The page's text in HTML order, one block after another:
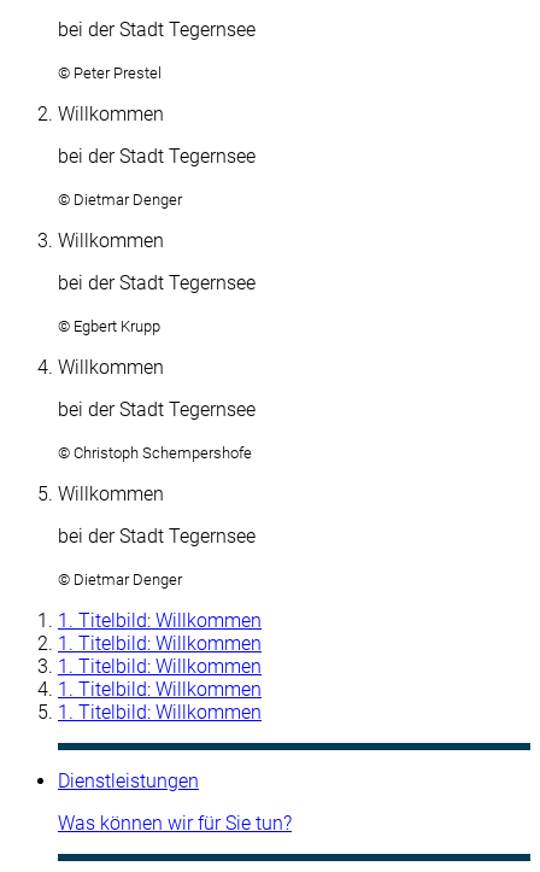
bei der Stadt Tegernsee
© Peter Prestel
Willkommen
bei der Stadt Tegernsee
© Dietmar Denger
Willkommen
bei der Stadt Tegernsee
© Egbert Krupp
Willkommen
bei der Stadt Tegernsee
© Christoph Schempershofe
Willkommen
bei der Stadt Tegernsee
© Dietmar Denger
1. Titelbild: Willkommen
1. Titelbild: Willkommen
1. Titelbild: Willkommen
1. Titelbild: Willkommen
1. Titelbild: Willkommen
Dienstleistungen
Was können wir für Sie tun?